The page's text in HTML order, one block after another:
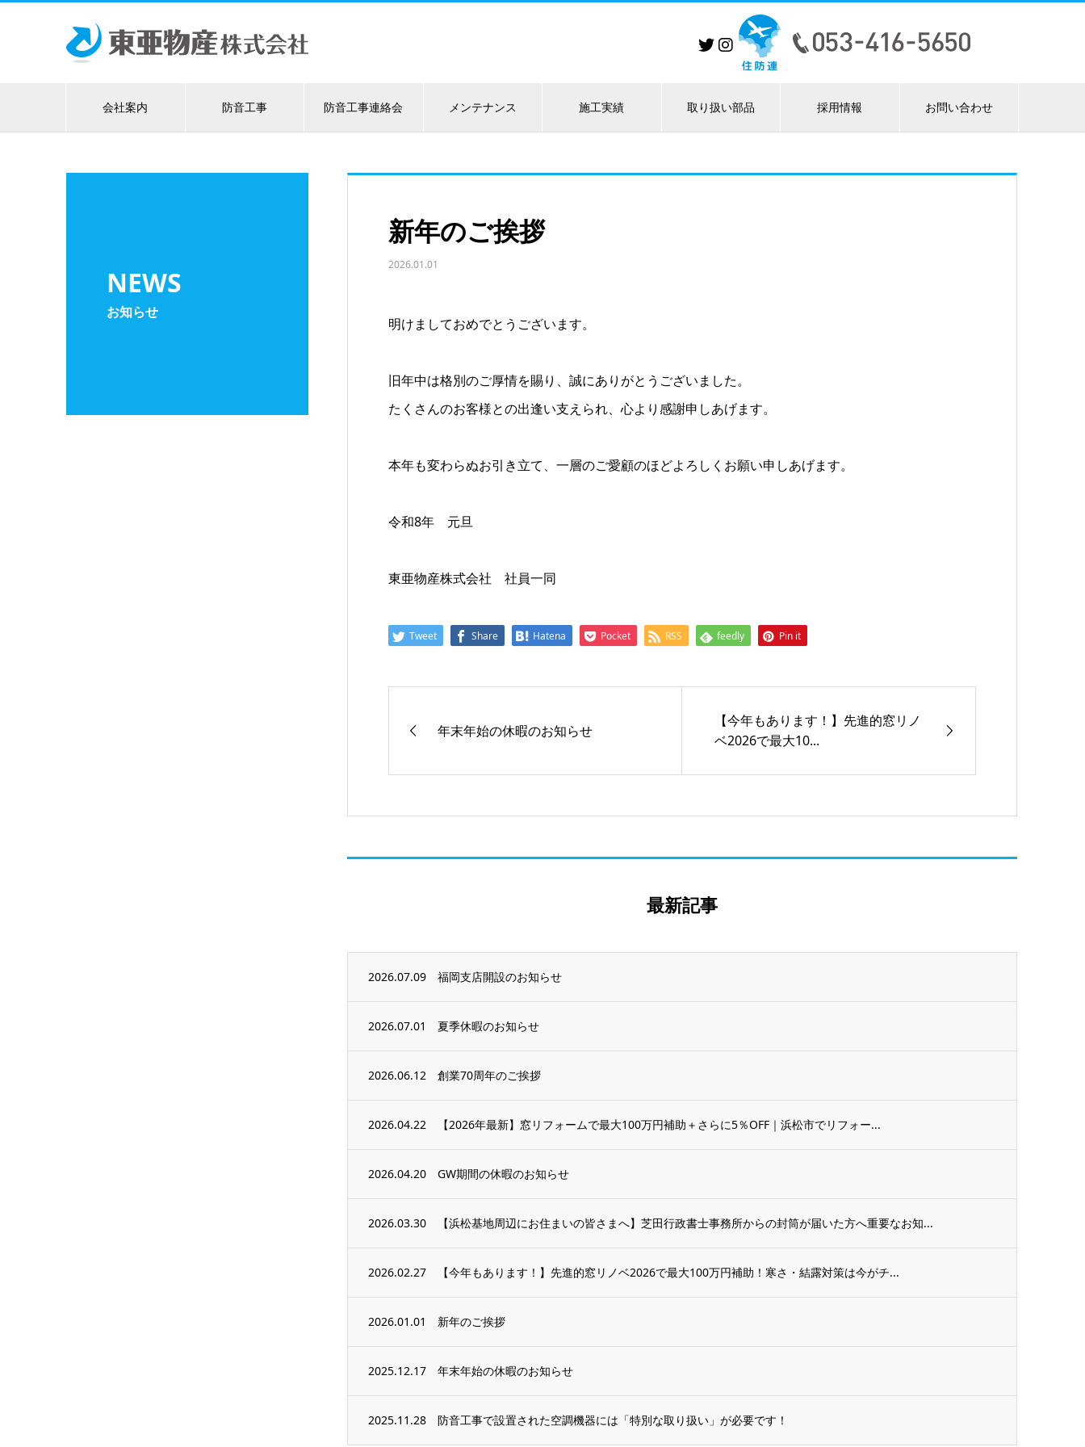
会社案内 防音工事 防音工事連絡会 メンテナンス 施工実績 取り扱い部品 採用情報 お問い合わせ
NEWS
お知らせ
新年のご挨拶
2026.01.01
明けましておめでとうございます。
旧年中は格別のご厚情を賜り、誠にありがとうございました。
たくさんのお客様との出逢い支えられ、心より感謝申しあげます。
本年も変わらぬお引き立て、一層のご愛顧のほどよろしくお願い申しあげます。
令和8年 元旦
東亜物産株式会社 社員一同
Tweet Share Hatena Pocket RSS feedly Pin it
年末年始の休暇のお知らせ
【今年もあります！】先進的窓リノ
ベ2026で最大10...
最新記事
2026.07.09 福岡支店開設のお知らせ
2026.07.01 夏季休暇のお知らせ
2026.06.12 創業70周年のご挨拶
2026.04.22 【2026年最新】窓リフォームで最大100万円補助＋さらに5％OFF｜浜松市でリフォー...
2026.04.20 GW期間の休暇のお知らせ
2026.03.30 【浜松基地周辺にお住まいの皆さまへ】芝田行政書士事務所からの封筒が届いた方へ重要なお知...
2026.02.27 【今年もあります！】先進的窓リノベ2026で最大100万円補助！寒さ・結露対策は今がチ...
2026.01.01 新年のご挨拶
2025.12.17 年末年始の休暇のお知らせ
2025.11.28 防音工事で設置された空調機器には「特別な取り扱い」が必要です！